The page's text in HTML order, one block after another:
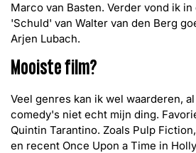
Marco van Basten. Verder vond ik
'Schuld' van Walter van den Berg
Arjen Lubach.
Mooiste film?
Veel genres kan ik wel waarderen,
comedy's niet echt mijn ding.
Quintin Tarantino. Zoals Pulp
en recent Once Upon a Time in